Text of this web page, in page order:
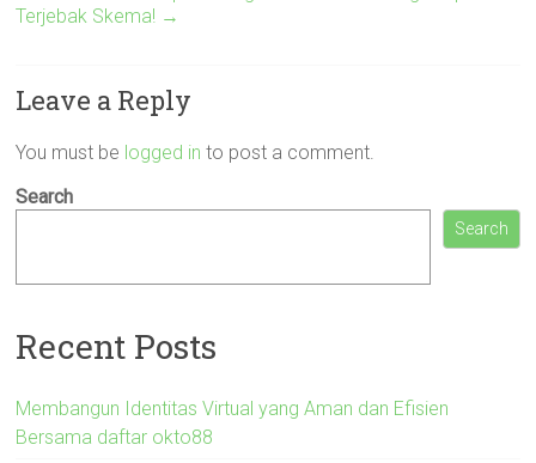
Terjebak Skema! →
Leave a Reply
You must be logged in to post a comment.
Search
Search
Recent Posts
Membangun Identitas Virtual yang Aman dan Efisien
Bersama daftar okto88